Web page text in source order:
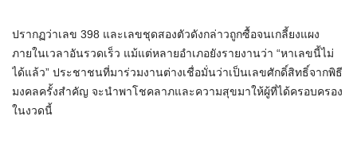
ปรากฏว่าเลข 398 และเลขชุดสองตัวดังกล่าวถูกซื้อจนเกลี้ยงแผง
ภายในเวลาอันรวดเร็ว แม้แต่หลายอำเภอยังรายงานว่า “หาเลขนี้ไม่
ได้แล้ว” ประชาชนที่มาร่วมงานต่างเชื่อมั่นว่าเป็นเลขศักดิ์สิทธิ์จากพิธี
มงคลครั้งสำคัญ จะนำพาโชคลาภและความสุขมาให้ผู้ที่ได้ครอบครอง
ในงวดนี้